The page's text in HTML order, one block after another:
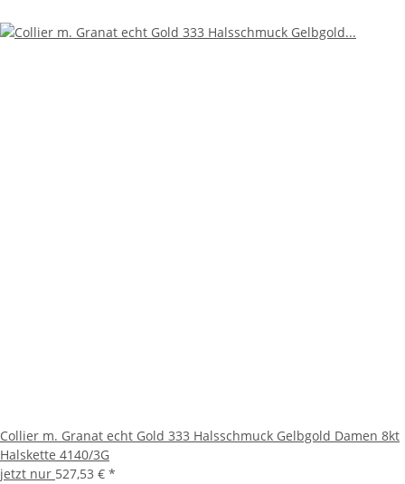
Collier m. Granat echt Gold 333 Halsschmuck Gelbgold Damen 8kt
Halskette 4140/3G
jetzt nur 527,53 € *